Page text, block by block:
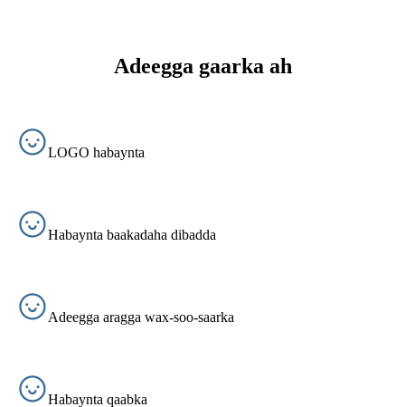
Adeegga gaarka ah
LOGO habaynta
Habaynta baakadaha dibadda
Adeegga aragga wax-soo-saarka
Habaynta qaabka